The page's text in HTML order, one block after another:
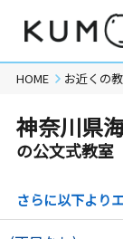
HOME お近くの
神奈川県
の公文式教室
さらに以下より